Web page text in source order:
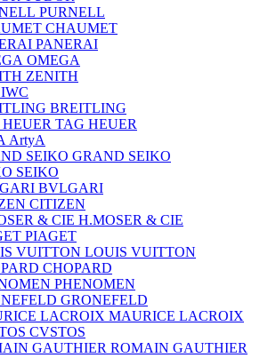
PURNELL
CHAUMET
PANERAI
OMEGA
ZENITH
IWC
BREITLING
TAG HEUER
ArtyA
GRAND SEIKO
SEIKO
BVLGARI
CITIZEN
H.MOSER & CIE
PIAGET
LOUIS VUITTON
CHOPARD
PHENOMEN
GRONEFELD
MAURICE LACROIX
CVSTOS
ROMAIN GAUTHIER